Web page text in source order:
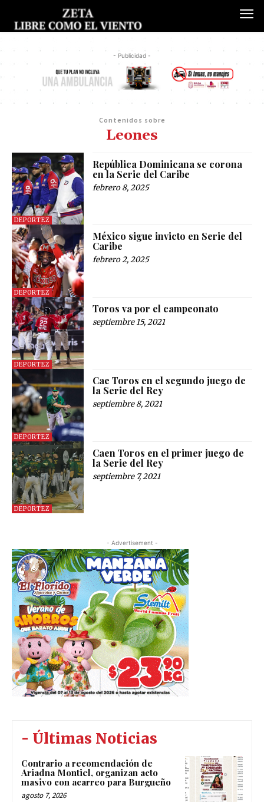
- Publicidad -
Contenidos sobre
Leones
DEPORTEZ
República Dominicana se corona
en la Serie del Caribe
febrero 8, 2025
DEPORTEZ
México sigue invicto en Serie del
Caribe
febrero 2, 2025
DEPORTEZ
Toros va por el campeonato
septiembre 15, 2021
DEPORTEZ
Cae Toros en el segundo juego de
la Serie del Rey
septiembre 8, 2021
DEPORTEZ
Caen Toros en el primer juego de
la Serie del Rey
septiembre 7, 2021
- Advertisement -
- Últimas Noticias
Contrario a recomendación de
Ariadna Montiel, organizan acto
masivo con acarreo para Burgueño
agosto 7, 2026